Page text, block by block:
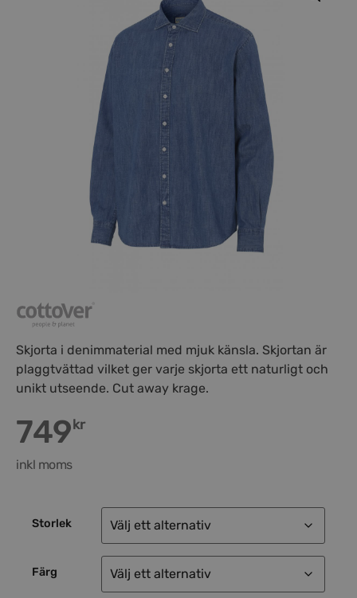
Skjorta i denimmaterial med mjuk känsla. Skjortan är
plaggtvättad vilket ger varje skjorta ett naturligt och
unikt utseende. Cut away krage.
749kr
inkl moms
Storlek
Färg